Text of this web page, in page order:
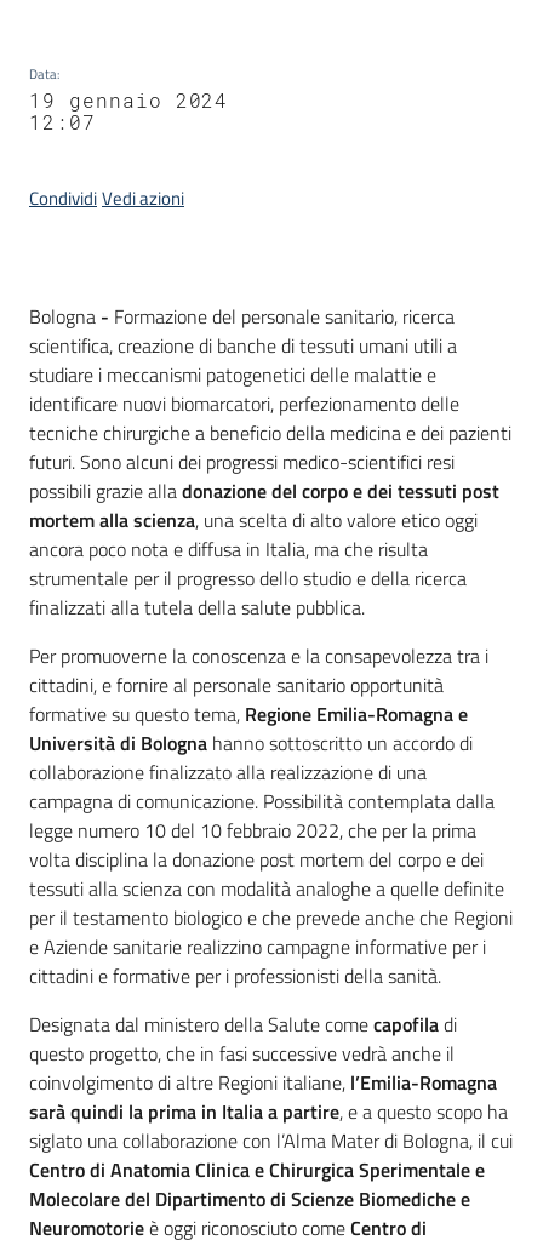
Data:
19 gennaio 2024
12:07
CondividiVedi azioni
Contenuto
Bologna - Formazione del personale sanitario, ricerca
scientifica, creazione di banche di tessuti umani utili a
studiare i meccanismi patogenetici delle malattie e
identificare nuovi biomarcatori, perfezionamento delle
tecniche chirurgiche a beneficio della medicina e dei pazienti
futuri. Sono alcuni dei progressi medico-scientifici resi
possibili grazie alladonazione del corpo e dei tessuti post
mortem alla scienza, una scelta di alto valore etico oggi
ancora poco nota e diffusa in Italia, ma che risulta
strumentale per il progresso dello studio e della ricerca
finalizzati alla tutela della salute pubblica.
Per promuoverne la conoscenza e la consapevolezza tra i
cittadini, e fornire al personale sanitario opportunità
formative su questo tema, Regione Emilia-Romagna e
Università di Bologna hanno sottoscritto un accordo di
collaborazione finalizzato alla realizzazione di una
campagna di comunicazione. Possibilità contemplata dalla
legge numero 10 del 10 febbraio 2022, che per la prima
volta disciplina la donazione post mortem del corpo e dei
tessuti alla scienza con modalità analoghe a quelle definite
per il testamento biologico e che prevede anche che Regioni
e Aziende sanitarie realizzino campagne informative per i
cittadini e formative per i professionisti della sanità.
Designata dal ministero della Salute comecapofiladi
questo progetto, che in fasi successive vedrà anche il
coinvolgimento di altre Regioni italiane, l’Emilia-Romagna
sarà quindi la prima in Italia a partire, e a questo scopo ha
siglato una collaborazione con l’Alma Mater di Bologna, il cui
Centro di Anatomia Clinica e Chirurgica Sperimentale e
Molecolare del Dipartimento di Scienze Biomediche e
Neuromotorieè oggi riconosciuto comeCentro di